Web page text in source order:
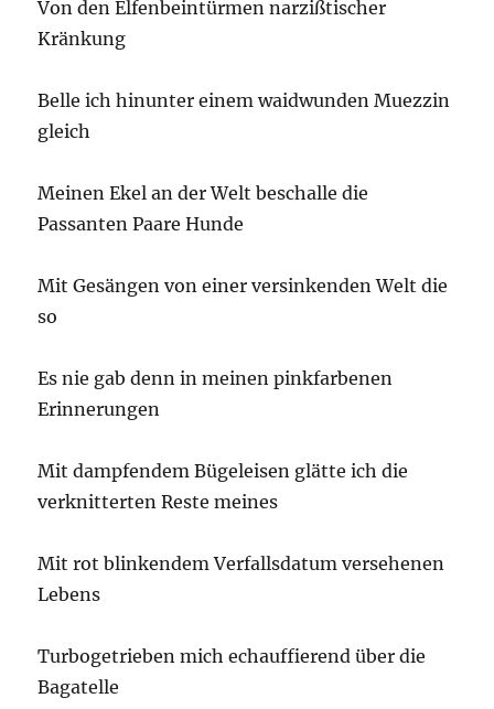
Von den Elfenbeintürmen narzißtischer
Kränkung
Belle ich hinunter einem waidwunden Muezzin
gleich
Meinen Ekel an der Welt beschalle die
Passanten Paare Hunde
Mit Gesängen von einer versinkenden Welt die
so
Es nie gab denn in meinen pinkfarbenen
Erinnerungen
Mit dampfendem Bügeleisen glätte ich die
verknitterten Reste meines
Mit rot blinkendem Verfallsdatum versehenen
Lebens
Turbogetrieben mich echauffierend über die
Bagatelle